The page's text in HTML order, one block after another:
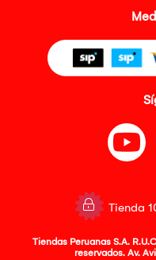
Tienda
Tiendas Peruanas S.A.
reservados. Av.